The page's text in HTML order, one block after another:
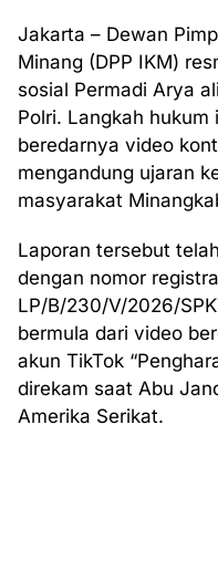
Jakarta – Dewan
Minang (DPP IKM)
sosial Permadi Arya
Polri. Langkah
beredarnya video
mengandung ujaran
masyarakat
Laporan tersebut
dengan nomor
LP/B/230/V/2026/
bermula dari video
akun TikTok
direkam saat Abu
Amerika Serikat.